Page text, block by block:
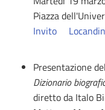
Piazza
Invito
Presentazione
Dizionario
diretto da Italo